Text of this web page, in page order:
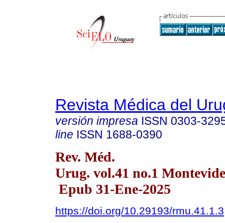
Revista Médica del
versión impresa ISSN 0303-
line ISSN 1688-0390
Rev. Méd.
Urug. vol.41 no.1
Epub 31-Ene-2025
https://doi.org/10.29193/rmu.41.1.3